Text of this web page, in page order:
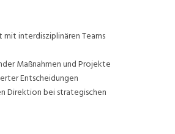
interdisziplinären Teams
Maßnahmen und Projekte
Entscheidungen
Direktion bei strategischen